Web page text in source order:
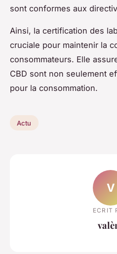
sont conformes aux
Ainsi, la certification des
cruciale pour maintenir la
consommateurs. Elle
CBD sont non seulement
pour la consommation.
Actu
V
ECRIT